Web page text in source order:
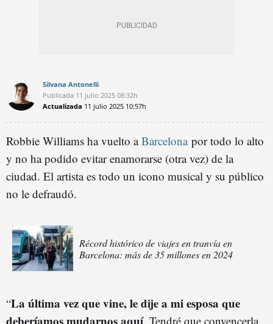
Silvana Antonelli
Publicada 11 julio 2025 08:32h
Actualizada 11 julio 2025 10:57h
Robbie Williams ha vuelto aBarcelonapor todo lo alto
y no ha podido evitar enamorarse (otra vez) de la
ciudad. El artista es todo un icono musical y su público
no le defraudó.
Récord histórico de viajes en tranvía en
Barcelona: más de 35 millones en 2024
“La última vez que vine, le dije a mi esposa que
deberíamos mudarnos aquí. Tendré que convencerla,